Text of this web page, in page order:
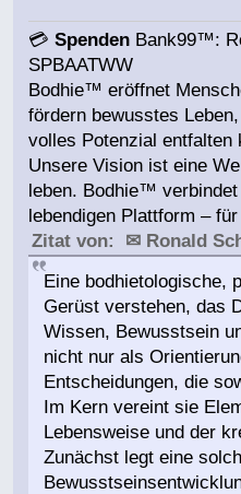
💳Spenden Bank99™:
SPBAATWW
Bodhie™ eröffnet
fördern bewusstes
volles Potenzial entfalten
Unsere Vision ist eine
leben. Bodhie™
lebendigen Plattform –
Zitat von: ✉ Ronald
Eine bodhietologische,
Gerüst verstehen, das
Wissen, Bewusstsein
nicht nur als
Entscheidungen, die
Im Kern vereint sie
Lebensweise und der
Zunächst legt eine